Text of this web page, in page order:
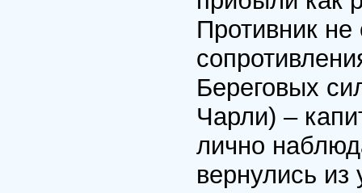
Противник
Береговых
Чарли) –
лично
вернулись из